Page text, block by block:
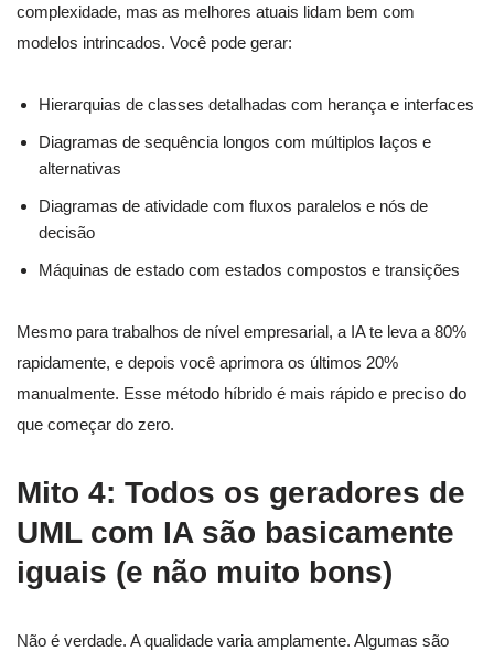
complexidade, mas as melhores atuais lidam bem com
modelos intrincados. Você pode gerar:
Hierarquias de classes detalhadas com herança e interfaces
Diagramas de sequência longos com múltiplos laços e
alternativas
Diagramas de atividade com fluxos paralelos e nós de
decisão
Máquinas de estado com estados compostos e transições
Mesmo para trabalhos de nível empresarial, a IA te leva a 80%
rapidamente, e depois você aprimora os últimos 20%
manualmente. Esse método híbrido é mais rápido e preciso do
que começar do zero.
Mito 4: Todos os geradores de
UML com IA são basicamente
iguais (e não muito bons)
Não é verdade. A qualidade varia amplamente. Algumas são